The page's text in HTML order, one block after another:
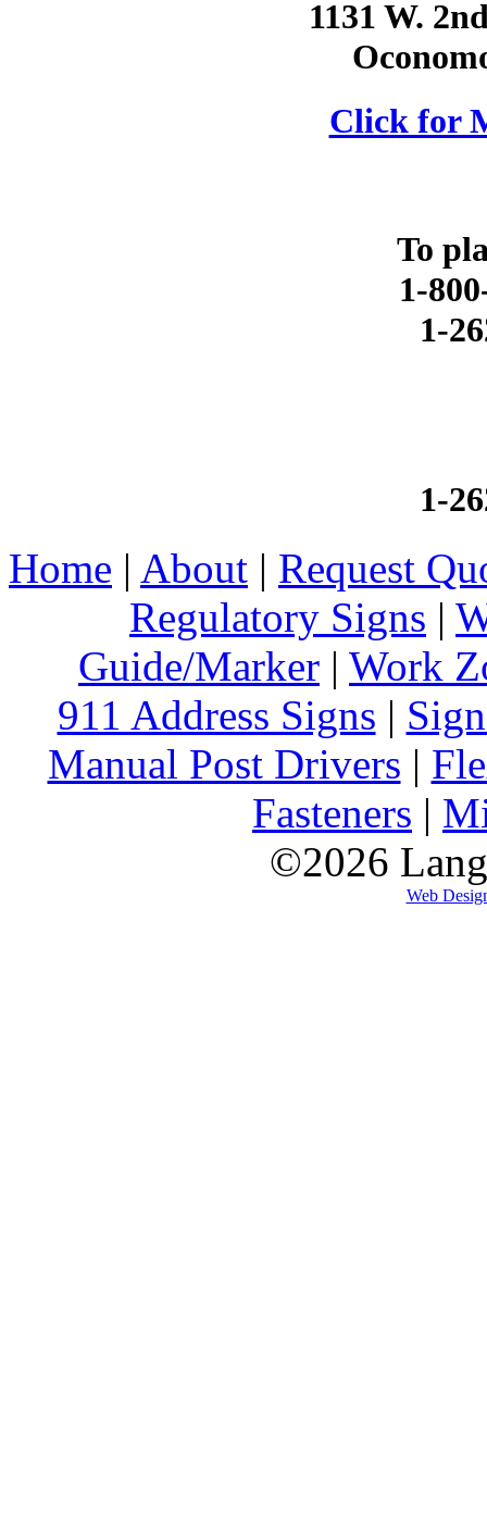
1131 W.
Click for
To
1-
1-
1-
Home | About | Request
Regulatory Signs |
Guide/Marker | Work
911 Address Signs |
Manual Post Drivers |
Fasteners |
©2026
Web